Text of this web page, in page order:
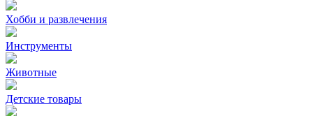
Хобби и развлечения
Инструменты
Животные
Детские товары